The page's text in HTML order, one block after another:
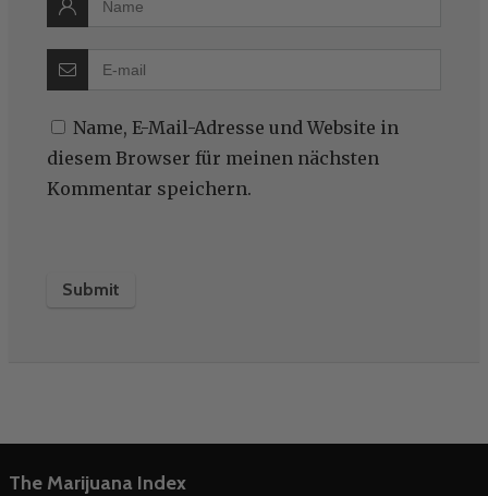
Name, E-Mail-Adresse und Website in
diesem Browser für meinen nächsten
Kommentar speichern.
The Marijuana Index